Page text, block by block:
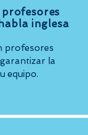
inglesa
profesores
la
equipo.